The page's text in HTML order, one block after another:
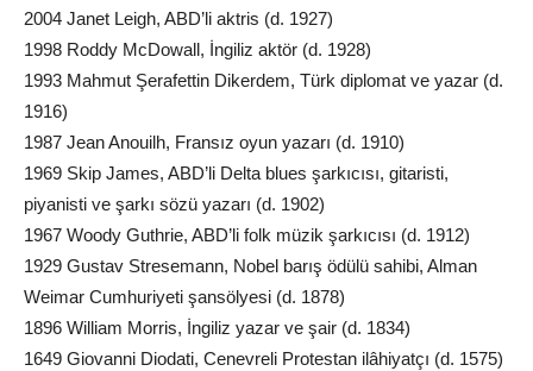
2004 Janet Leigh, ABD’li aktris (d. 1927)
1998 Roddy McDowall, İngiliz aktör (d. 1928)
1993 Mahmut Şerafettin Dikerdem, Türk diplomat ve yazar (d.
1916)
1987 Jean Anouilh, Fransız oyun yazarı (d. 1910)
1969 Skip James, ABD’li Delta blues şarkıcısı, gitaristi,
piyanisti ve şarkı sözü yazarı (d. 1902)
1967 Woody Guthrie, ABD’li folk müzik şarkıcısı (d. 1912)
1929 Gustav Stresemann, Nobel barış ödülü sahibi, Alman
Weimar Cumhuriyeti şansölyesi (d. 1878)
1896 William Morris, İngiliz yazar ve şair (d. 1834)
1649 Giovanni Diodati, Cenevreli Protestan ilâhiyatçı (d. 1575)